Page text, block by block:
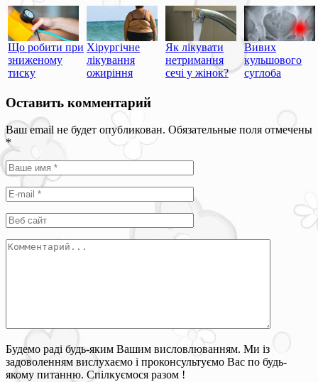
Що робити при
зниженому
тиску
Хірургічне
лікування
ожиріння
Як лікувати
нетримання
сечі у жінок?
Вивих
кульшового
суглоба
Оставить комментарий
Ваш email не будет опубликован. Обязательные поля отмечены
*
Будемо раді будь-яким Вашим висловлюванням. Ми із
задоволенням вислухаємо і проконсультуємо Вас по будь-
якому питанню. Спілкуємося разом !